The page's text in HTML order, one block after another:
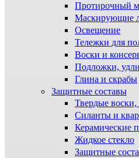
Протирочный
Маскирующие
Освещение
Тележки для
Воски и
Подложки,
Глина и скрабы
Защитные составы
Твердые
Силанты и
Керамические
Жидкое стекло
Защитные